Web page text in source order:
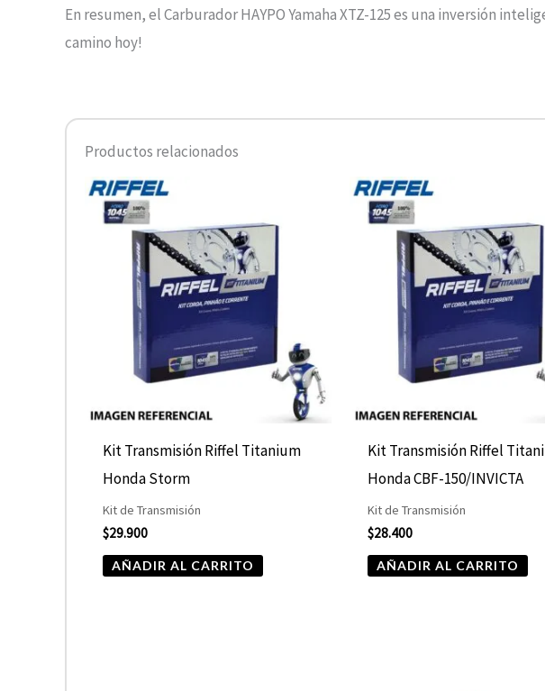
En resumen, el Carburador HAYPO Yamaha XTZ-125 es una inversión
camino hoy!
Productos relacionados
Kit Transmisión Riffel Titanium
Honda Storm
Kit de Transmisión
$29.900
AÑADIR AL CARRITO
Kit Transmisión Riffel
Honda CBF-150/INVICTA
Kit de Transmisión
$28.400
AÑADIR AL CARRITO